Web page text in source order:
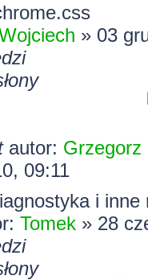
» 03
autor: Grzegorz
09:11
i inne
Tomek» 28